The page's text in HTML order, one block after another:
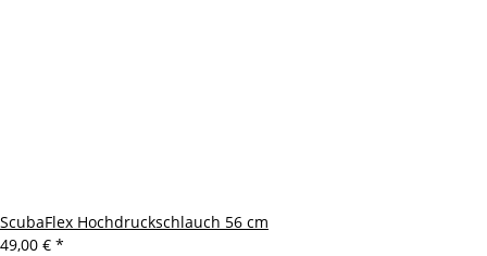
ScubaFlex Hochdruckschlauch 56 cm
49,00 € *